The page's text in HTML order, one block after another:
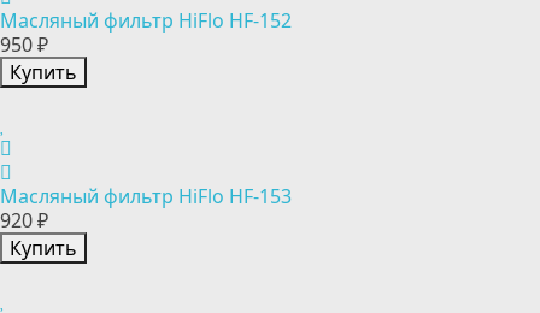
Масляный фильтр HiFlo HF-152
950 ₽
Купить
Масляный фильтр HiFlo HF-153
920 ₽
Купить